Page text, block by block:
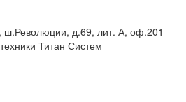
ш.Революции, д.69, лит. А, оф.201
Титан Систем